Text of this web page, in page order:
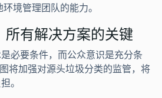
境管理团队的能力。
所有解决方案的关键
必要条件，而公众意识是充分条
将加强对源头垃圾分类的监管，将
。